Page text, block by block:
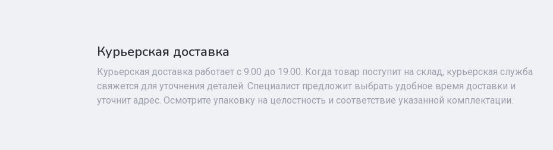
Курьерская доставка
Курьерская доставка работает с 9.00 до 19.00. Когда товар поступит на склад, курьерская служба
свяжется для уточнения деталей. Специалист предложит выбрать удобное время доставки и
уточнит адрес. Осмотрите упаковку на целостность и соответствие указанной комплектации.